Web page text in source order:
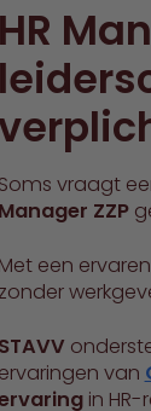
HR
Soms vraagt
Manager ZZP
Met een ervaren
zonder
STAVV
ervaringen van
in HR-